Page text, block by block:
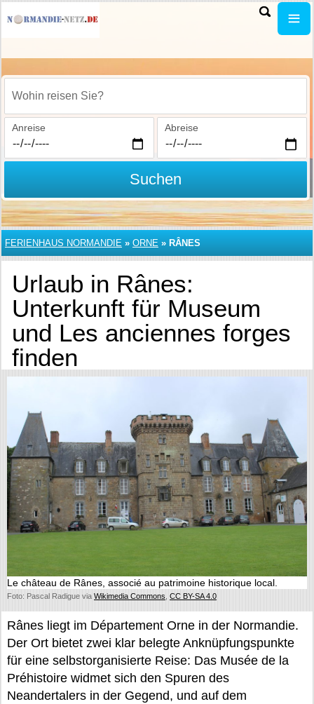
Wohin reisen Sie?
Anreise Abreise
Suchen
FERIENHAUS NORMANDIE » ORNE » RÂNES
Urlaub in Rânes:
Unterkunft für Museum
und Les anciennes forges
finden
Le château de Rânes, associé au patrimoine historique local.
Foto: Pascal Radigue via Wikimedia Commons CC BY-SA 4.0
Rânes liegt im Département Orne in der Normandie.
Der Ort bietet zwei klar belegte Anknüpfungspunkte
für eine selbstorganisierte Reise: Das Musée de la
Préhistoire widmet sich den Spuren des
Neandertalers in der Gegend, und auf dem